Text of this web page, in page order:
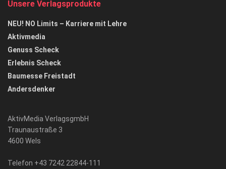
Unsere Verlagsprodukte
NEU! NO Limits – Karriere mit Lehre
Aktivmedia
Genuss Scheck
Erlebnis Scheck
Baumesse Freistadt
Andersdenker
AktivMedia VerlagsgmbH
Traunaustraße 3
4600 Wels
Telefon +43 7242 22844-111